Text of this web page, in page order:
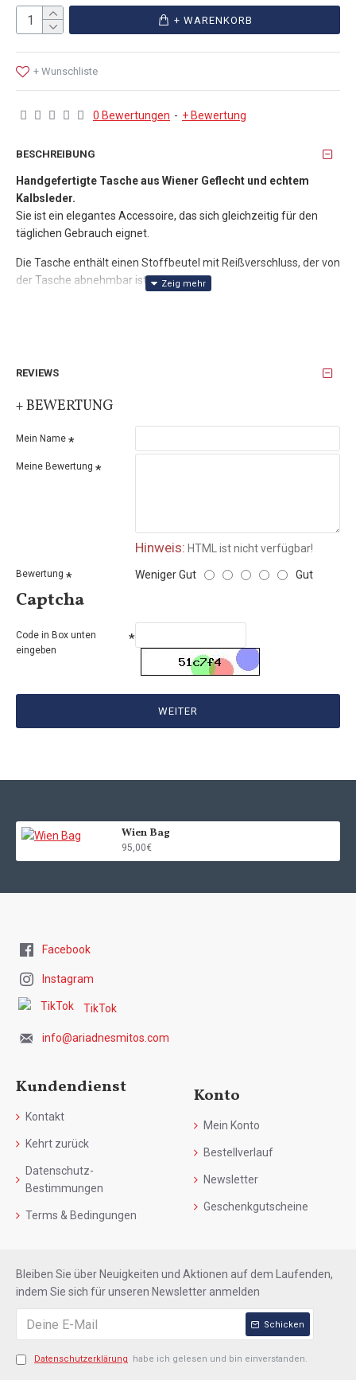
0 Bewertungen - + Bewertung
+ WARENKORB
+ Wunschliste
BESCHREIBUNG
Handgefertigte Tasche aus Wiener Geflecht und echtem
Kalbsleder.
Sie ist ein elegantes Accessoire, das sich gleichzeitig für den
täglichen Gebrauch eignet.
Die Tasche enthält einen Stoffbeutel mit Reißverschluss, der von
der Tasche abnehmbar ist.
ABMESSUNGEN
Bodenlänge: 23 cm
REVIEWS
+ BEWERTUNG
Mein Name
Meine Bewertung
Hinweis: HTML ist nicht verfügbar!
Bewertung Weniger Gut Gut
Captcha
Code in Box unten
eingeben
WEITER
Wien Bag
95,00€
Facebook
Instagram
TikTok
info@ariadnesmitos.com
Kundendienst
Kontakt
Kehrt zurück
Datenschutz-
Bestimmungen
Terms & Bedingungen
Konto
Mein Konto
Bestellverlauf
Newsletter
Geschenkgutscheine
Bleiben Sie über Neuigkeiten und Aktionen auf dem Laufenden,
indem Sie sich für unseren Newsletter anmelden
Schicken
Datenschutzerklärung habe ich gelesen und bin einverstanden.